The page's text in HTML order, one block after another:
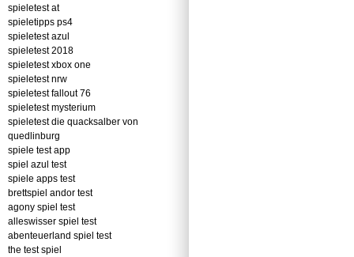
spieletest at
spieletipps ps4
spieletest azul
spieletest 2018
spieletest xbox one
spieletest nrw
spieletest fallout 76
spieletest mysterium
spieletest die quacksalber von
quedlinburg
spiele test app
spiel azul test
spiele apps test
brettspiel andor test
agony spiel test
alleswisser spiel test
abenteuerland spiel test
the test spiel